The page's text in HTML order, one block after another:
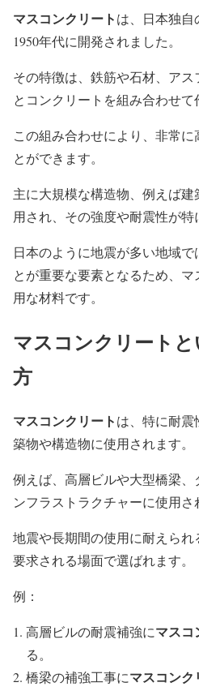
マスコンクリートは、日本独自
1950年代に開発されました。
その特徴は、鉄筋や石材、ア
とコンクリートを組み合わせて
この組み合わせにより、非常
とができます。
主に大規模な構造物、例えば
用され、その強度や耐震性が特
日本のように地震が多い地域
とが重要な要素となるため、
用な材料です。
マスコンクリート
方
マスコンクリートは、特に耐震
築物や構造物に使用されます。
例えば、高層ビルや大型橋梁
ンフラストラクチャーに使用さ
地震や長期間の使用に耐えら
要求される場面で選ばれます。
例：
高層ビルの耐震補強にマスコ
る。
橋梁の補強工事にマスコンク